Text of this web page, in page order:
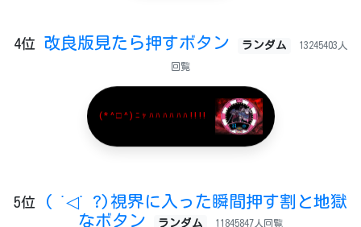
4位 改良版見たら押すボタン ランダム 13245403人
回覧
(*^□^)ﾆｬﾊﾊﾊﾊﾊﾊ!!!!
5位
( ˙◁˙ ?)視界に入った瞬間押す割と地獄
なボタン
ランダム 11845847人回覧